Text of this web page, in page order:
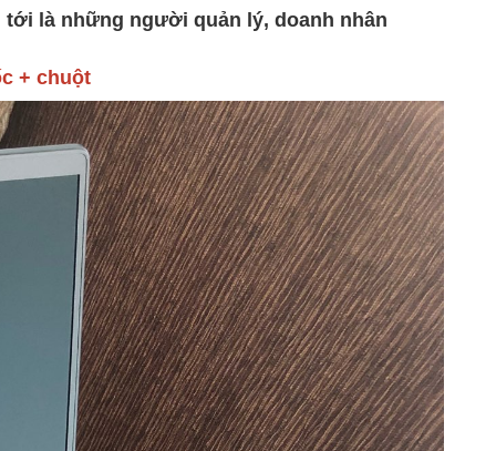
tới là những người quản lý, doanh nhân
+ chuột